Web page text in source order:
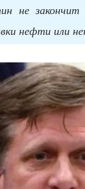
не
нефти или